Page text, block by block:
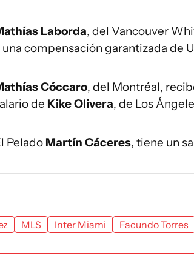
Laborda, del Vancouver
una compensación garantizada de
Cóccaro, del Montréal,
de Kike Olivera, de Los
Pelado Martín Cáceres, tiene un
MLS Inter Miami Facundo Torres